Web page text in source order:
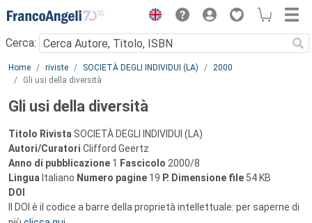
Menu
Cerca:
Main content
Home riviste SOCIETÀ DEGLI INDIVIDUI (LA)
2000
Gli usi della diversità
Gli usi della diversità
Titolo Rivista SOCIETÀ DEGLI INDIVIDUI (LA)
Autori/Curatori Clifford Geertz
Anno di pubblicazione 1 Fascicolo 2000/8
Lingua Italiano Numero pagine 19 P. Dimensione file 54 KB
DOI
Il DOI è il codice a barre della proprietà intellettuale: per saperne di